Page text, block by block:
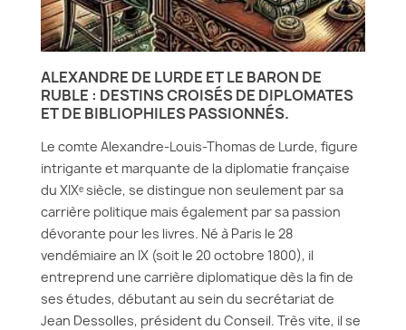
ALEXANDRE DE LURDE ET LE BARON DE
RUBLE : DESTINS CROISÉS DE DIPLOMATES
ET DE BIBLIOPHILES PASSIONNÉS.
Le comte Alexandre-Louis-Thomas de Lurde, figure
intrigante et marquante de la diplomatie française
du XIXᵉ siècle, se distingue non seulement par sa
carrière politique mais également par sa passion
dévorante pour les livres. Né à Paris le 28
vendémiaire an IX (soit le 20 octobre 1800), il
entreprend une carrière diplomatique dès la fin de
ses études, débutant au sein du secrétariat de
Jean Dessolles, président du Conseil. Très vite, il se